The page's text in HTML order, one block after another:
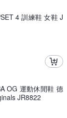
4 訓練鞋 女鞋 J
OG 運動休閒鞋 德
JR8822